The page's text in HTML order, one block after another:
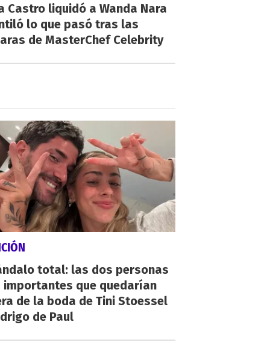
Castro liquidó a Wanda Nara
lo que pasó tras las
de MasterChef Celebrity
total: las dos personas
importantes que quedarían
de la boda de Tini Stoessel
de Paul